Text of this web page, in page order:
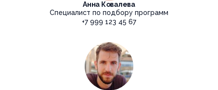
Анна Ковалева
Специалист по подбору программ
+7 999 123 45 67